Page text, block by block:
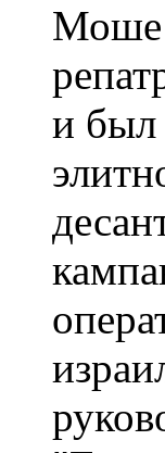
Моше
и был